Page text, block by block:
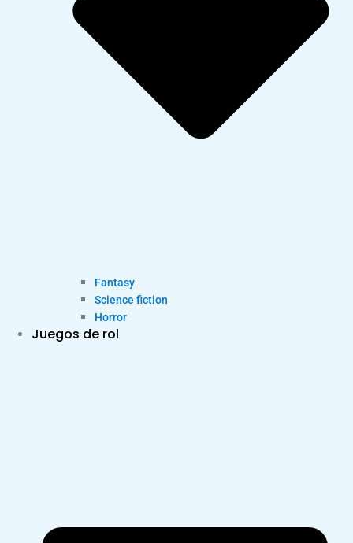
Fantasy
Science fiction
Horror
Juegos de rol